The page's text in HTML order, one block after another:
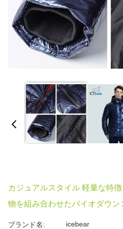
カジュアルスタイル 軽量な特
物を組み合わせたバイオダウン
ブランド名: icebear